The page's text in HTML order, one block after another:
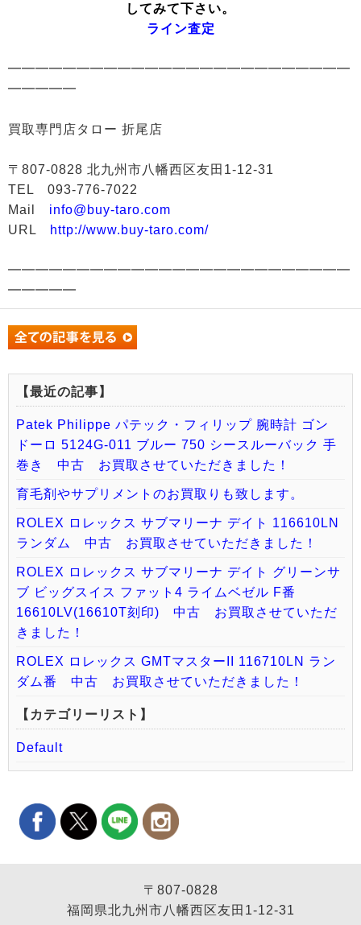
してみて下さい。
ライン査定
━━━━━━━━━━━━━━━━━━━━━━━━━
━━━━━
買取専門店タロー 折尾店
〒807-0828 北九州市八幡西区友田1-12-31
TEL 093-776-7022
Mail info@buy-taro.com
URL
http://www.buy-taro.com/
━━━━━━━━━━━━━━━━━━━━━━━━━
━━━━━
【最近の記事】
Patek Philippe パテック・フィリップ 腕時計 ゴン
ドーロ 5124G-011 ブルー 750 シースルーバック 手
巻き 中古 お買取させていただきました！
育毛剤やサプリメントのお買取りも致します。
ROLEX ロレックス サブマリーナ デイト 116610LN
ランダム 中古 お買取させていただきました！
ROLEX ロレックス サブマリーナ デイト グリーンサ
ブ ビッグスイス ファット4 ライムベゼル F番
16610LV(16610T刻印) 中古 お買取させていただ
きました！
ROLEX ロレックス GMTマスターII 116710LN ラン
ダム番 中古 お買取させていただきました！
【カテゴリーリスト】
Default
〒807-0828
福岡県北九州市八幡西区友田1-12-31